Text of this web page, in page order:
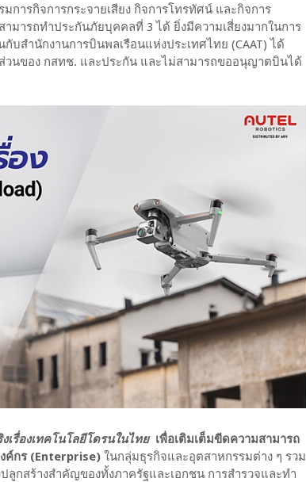
ารกิจการกระจายเสียง กิจการโทรทัศน์ และกิจการ
ารถทำประกันภัยบุคคลที่ 3 ได้ ยิ่งมีความเสี่ยงมากในการ
บสำนักงานการบินพลเรือนแห่งประเทศไทย (CAAT) ได้
ส่วนของ กสทช. และประกัน และไม่สามารถขออนุญาตบินได้
เรื่องเทคโนโลยีโดรนในไทย เพื่อเติมเต็มขีดความสามารถ
ค์กร (Enterprise) ในกลุ่มธุรกิจและอุตสาหกรรมต่าง ๆ รวม
ลูกสร้างสำคัญของทั้งภาครัฐและเอกชน การสำรวจและทำ